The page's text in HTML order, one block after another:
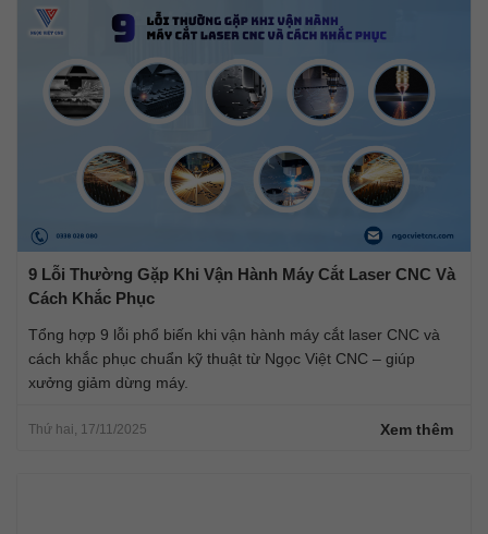
9 Lỗi Thường Gặp Khi Vận Hành Máy Cắt Laser CNC Và
Cách Khắc Phục
Tổng hợp 9 lỗi phổ biến khi vận hành máy cắt laser CNC và
cách khắc phục chuẩn kỹ thuật từ Ngọc Việt CNC – giúp
xưởng giảm dừng máy.
Thứ hai, 17/11/2025 Xem thêm